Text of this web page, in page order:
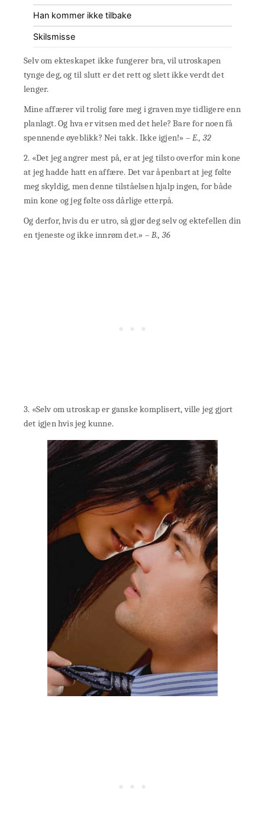
Han kommer ikke tilbake
Skilsmisse
Selv om ekteskapet ikke fungerer bra, vil utroskapen
tynge deg, og til slutt er det rett og slett ikke verdt det
lenger.
Mine affærer vil trolig føre meg i graven mye tidligere enn
planlagt. Og hva er vitsen med det hele? Bare for noen få
spennende øyeblikk? Nei takk. Ikke igjen!» – E., 32
2. «Det jeg angrer mest på, er at jeg tilsto overfor min kone
at jeg hadde hatt en affære. Det var åpenbart at jeg følte
meg skyldig, men denne tilståelsen hjalp ingen, for både
min kone og jeg følte oss dårlige etterpå.
Og derfor, hvis du er utro, så gjør deg selv og ektefellen din
en tjeneste og ikke innrøm det.» – B., 36
3. «Selv om utroskap er ganske komplisert, ville jeg gjort
det igjen hvis jeg kunne.